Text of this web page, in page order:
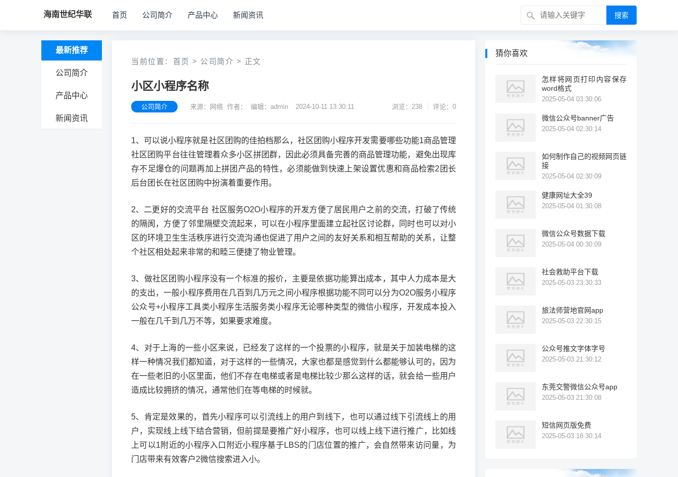
海南世纪华联 首页 公司简介 产品中心 新闻资讯 搜索
最新推荐
公司简介
产品中心
新闻资讯
当前位置： 首页 > 公司简介 > 正文
小区小程序名称
公司简介 来源：网络 作者： 编辑：admin 2024-10-11 13:30:11 浏览：238 评论：0
1、可以说小程序就是社区团购的佳拍档那么，社区团购小程序开发需要哪些功能1商品管理
社区团购平台往往管理着众多小区拼团群，因此必须具备完善的商品管理功能，避免出现库
存不足爆仓的问题再加上拼团产品的特性，必须能做到快速上架设置优惠和商品检索2团长
后台团长在社区团购中扮演着重要作用。
2、二更好的交流平台 社区服务O2O小程序的开发方便了居民用户之前的交流，打破了传统
的隔阂，方便了邻里隔壁交流起来，可以在小程序里面建立起社区讨论群，同时也可以对小
区的环境卫生生活秩序进行交流沟通也促进了用户之间的友好关系和相互帮助的关系，让整
个社区相处起来非常的和睦三便捷了物业管理。
3、做社区团购小程序没有一个标准的报价，主要是依据功能算出成本，其中人力成本是大
的支出，一般小程序费用在几百到几万元之间小程序根据功能不同可以分为O2O服务小程序
公众号+小程序工具类小程序生活服务类小程序无论哪种类型的微信小程序，开发成本投入
一般在几千到几万不等，如果要求难度。
4、对于上海的一些小区来说，已经发了这样的一个投票的小程序，就是关于加装电梯的这
样一种情况我们都知道，对于这样的一些情况，大家也都是感觉到什么都能够认可的，因为
在一些老旧的小区里面，他们不存在电梯或者是电梯比较少那么这样的话，就会给一些用户
造成比较拥挤的情况，通常他们在等电梯的时候就。
5、肯定是效果的，首先小程序可以引流线上的用户到线下，也可以通过线下引流线上的用
户，实现线上线下结合营销，但前提是要推广好小程序，也可以线上线下进行推广，比如线
上可以1附近的小程序入口附近小程序基于LBS的门店位置的推广，会自然带来访问量，为
门店带来有效客户2微信搜索进入小。
猜你喜欢
怎样将网页打印内容保存
word格式
2025-05-04 03:30:06
微信公众号banner广告
2025-05-04 02:30:14
如何制作自己的视频网页链
接
2025-05-04 02:30:09
健康网址大全39
2025-05-04 01:30:08
微信公众号数据下载
2025-05-04 00:30:09
社会救助平台下载
2025-05-03 23:30:33
旅法师营地官网app
2025-05-03 22:30:15
公众号推文字体字号
2025-05-03 21:30:12
东莞交警微信公众号app
2025-05-03 21:30:08
短信网页版免费
2025-05-03 18:30:14